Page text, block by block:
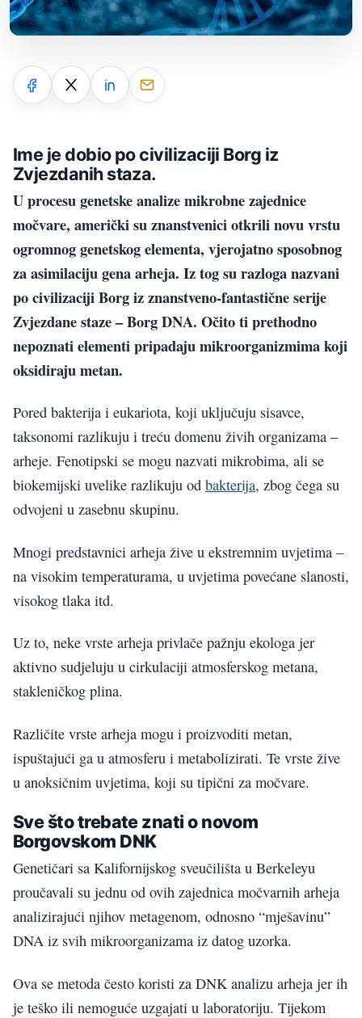
Ime je dobio po civilizaciji Borg iz
Zvjezdanih staza.
U procesu genetske analize mikrobne zajednice
močvare, američki su znanstvenici otkrili novu vrstu
ogromnog genetskog elementa, vjerojatno sposobnog
za asimilaciju gena arheja. Iz tog su razloga nazvani
po civilizaciji Borg iz znanstveno-fantastične serije
Zvjezdane staze – Borg DNA. Očito ti prethodno
nepoznati elementi pripadaju mikroorganizmima koji
oksidiraju metan.
Pored bakterija i eukariota, koji uključuju sisavce,
taksonomi razlikuju i treću domenu živih organizama –
arheje. Fenotipski se mogu nazvati mikrobima, ali se
biokemijski uvelike razlikuju od bakterija, zbog čega su
odvojeni u zasebnu skupinu.
Mnogi predstavnici arheja žive u ekstremnim uvjetima –
na visokim temperaturama, u uvjetima povećane slanosti,
visokog tlaka itd.
Uz to, neke vrste arheja privlače pažnju ekologa jer
aktivno sudjeluju u cirkulaciji atmosferskog metana,
stakleničkog plina.
Različite vrste arheja mogu i proizvoditi metan,
ispuštajući ga u atmosferu i metabolizirati. Te vrste žive
u anoksičnim uvjetima, koji su tipični za močvare.
Sve što trebate znati o novom
Borgovskom DNK
Genetičari sa Kalifornijskog sveučilišta u Berkeleyu
proučavali su jednu od ovih zajednica močvarnih arheja
analizirajući njihov metagenom, odnosno “mješavinu”
DNA iz svih mikroorganizama iz datog uzorka.
Ova se metoda često koristi za DNK analizu arheja jer ih
je teško ili nemoguće uzgajati u laboratoriju. Tijekom